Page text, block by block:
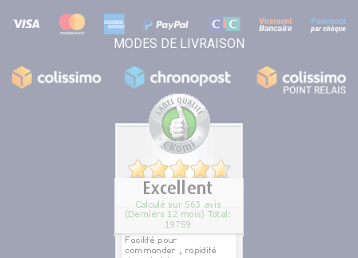
MODES DE LIVRAISON